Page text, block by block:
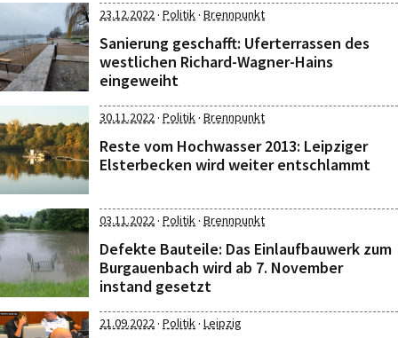
23.12.2022· Politik· Brennpunkt
Sanierung geschafft: Uferterrassen des
westlichen Richard-Wagner-Hains
eingeweiht
30.11.2022· Politik· Brennpunkt
Reste vom Hochwasser 2013: Leipziger
Elsterbecken wird weiter entschlammt
03.11.2022· Politik· Brennpunkt
Defekte Bauteile: Das Einlaufbauwerk zum
Burgauenbach wird ab 7. November
instand gesetzt
21.09.2022· Politik· Leipzig